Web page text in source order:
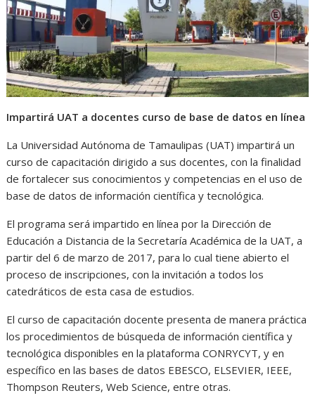
A
p
p
o
o
k
n
g
e
r
r
m
Impartirá UAT a docentes curso de base de datos en línea
La Universidad Autónoma de Tamaulipas (UAT) impartirá un
curso de capacitación dirigido a sus docentes, con la finalidad
de fortalecer sus conocimientos y competencias en el uso de
base de datos de información científica y tecnológica.
El programa será impartido en línea por la Dirección de
Educación a Distancia de la Secretaría Académica de la UAT, a
partir del 6 de marzo de 2017, para lo cual tiene abierto el
proceso de inscripciones, con la invitación a todos los
catedráticos de esta casa de estudios.
El curso de capacitación docente presenta de manera práctica
los procedimientos de búsqueda de información científica y
tecnológica disponibles en la plataforma CONRYCYT, y en
específico en las bases de datos EBESCO, ELSEVIER, IEEE,
Thompson Reuters, Web Science, entre otras.